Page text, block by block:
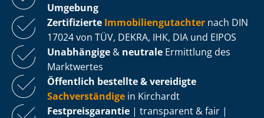
Umgebung
Zertifizierte Im­mo­bi­li­en­gut­ach­ter nach DIN
17024 von TÜV, DEKRA, IHK, DIA und EIPOS
Unabhängige & neutrale Ermittlung des
Marktwertes
Öffentlich bestellte & vereidigte
Sachverständige in Kirchardt
Fest­preis­ga­ran­tie | transparent & fair |